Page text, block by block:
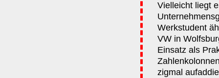
Vielleicht liegt
Werkstudent
VW in
Einsatz als
zigmal